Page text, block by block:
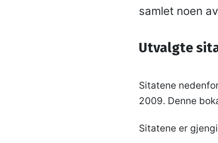
samlet noen
Utvalgte
Sitatene
2009. Denne
Sitatene er